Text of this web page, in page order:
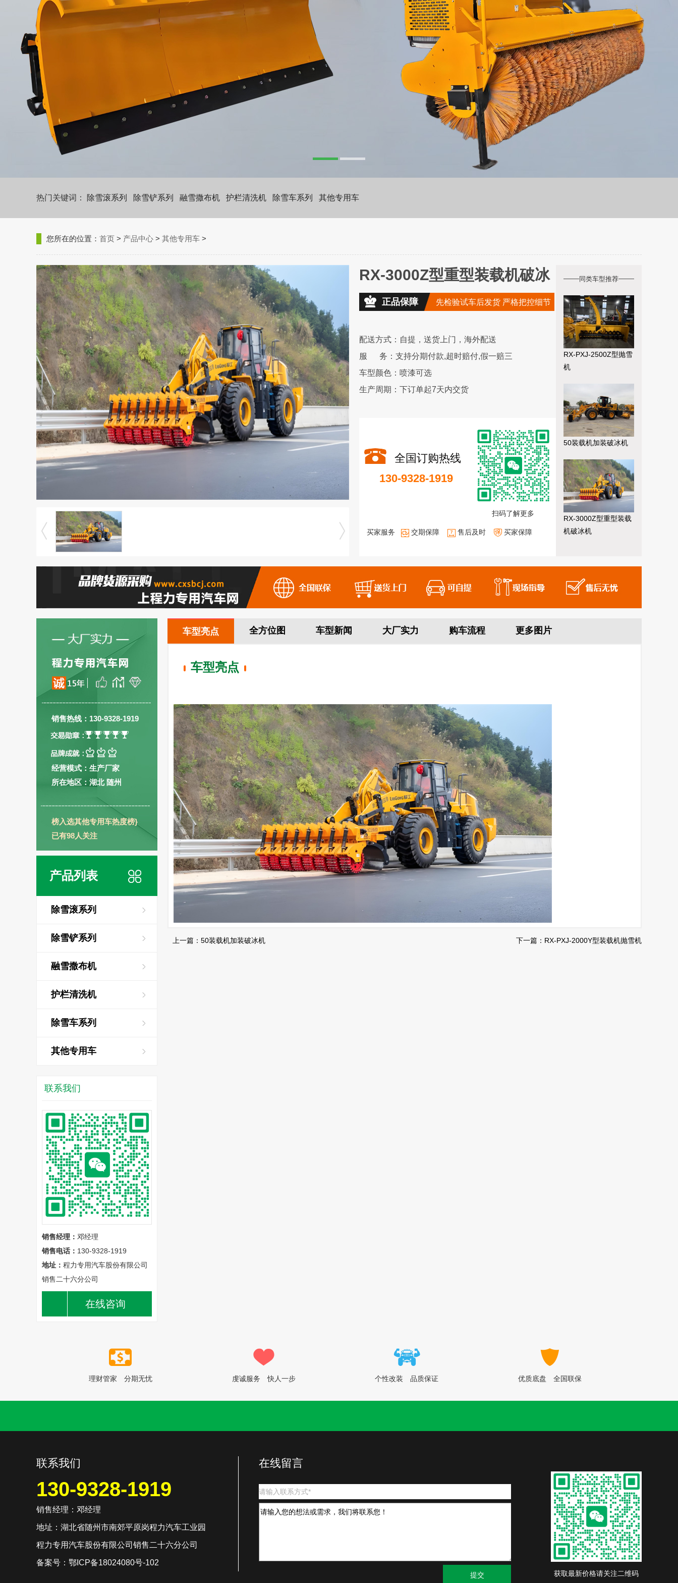
热门关键词： 除雪滚系列 除雪铲系列 融雪撒布机 护栏清洗机 除雪车系列 其他专用车
您所在的位置： 首页 > 产品中心 > 其他专用车 >
RX-3000Z型重型装载机破冰
机
正品保障 先检验试车后发货 严格把控细节
配送方式：自提，送货上门，海外配送
服 务：支持分期付款,超时赔付,假一赔三
车型颜色：喷漆可选
生产周期：下订单起7天内交货
全国订购热线
130-9328-1919
扫码了解更多
买家服务 交期保障 售后及时 买家保障
同类车型推荐
RX-PXJ-2500Z型抛雪
机
50装载机加装破冰机
RX-3000Z型重型装载
机破冰机
销售热线：130-9328-1919
经营模式：生产厂家
所在地区：湖北 随州
榜入选其他专用车热度榜}
已有98人关注
产品列表
除雪滚系列
除雪铲系列
融雪撒布机
护栏清洗机
除雪车系列
其他专用车
联系我们
销售经理： 邓经理
销售电话： 130-9328-1919
地址： 程力专用汽车股份有限公司
销售二十六分公司
在线咨询
车型亮点 全方位图 车型新闻 大厂实力 购车流程 更多图片
车型亮点
上一篇：50装载机加装破冰机 下一篇：RX-PXJ-2000Y型装载机抛雪机
理财管家 分期无忧 虔诚服务 快人一步 个性改装 品质保证 优质底盘 全国联保
联系我们
130-9328-1919
销售经理：邓经理
地址：湖北省随州市南郊平原岗程力汽车工业园
程力专用汽车股份有限公司销售二十六分公司
备案号： 鄂ICP备18024080号-102
在线留言
提交 获取最新价格请关注二维码